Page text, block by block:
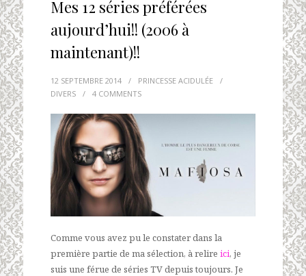
Mes 12 séries préférées
aujourd’hui!! (2006 à
maintenant)!!
12 SEPTEMBRE 2014 / PRINCESSE ACIDULÉE
/
DIVERS
/ 4 COMMENTS
Comme vous avez pu le constater dans la
première partie de ma sélection, à relire ici, je
suis une férue de séries TV depuis toujours. Je